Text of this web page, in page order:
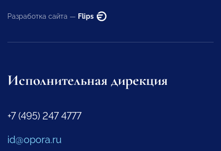
Разработка сайта — Flips
Исполнительная дирекция
+7 (495) 247 4777
id@opora.ru